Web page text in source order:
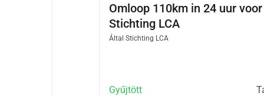
Omloop 110km in 24 uur voor
Stichting LCA
Által Stichting LCA
Gyűjtött